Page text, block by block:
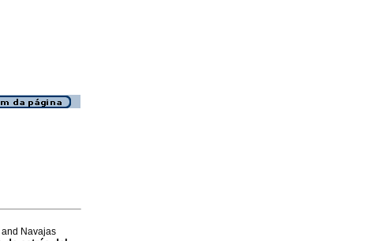
Navajas